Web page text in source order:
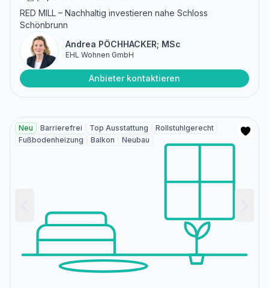
RED MILL – Nachhaltig investieren nahe Schloss
Schönbrunn
Andrea PÖCHHACKER; MSc
EHL Wohnen GmbH
Anbieter kontaktieren
Neu Barrierefrei Top Ausstattung
Rollstuhlgerecht
Fußbodenheizung
Balkon Neubau